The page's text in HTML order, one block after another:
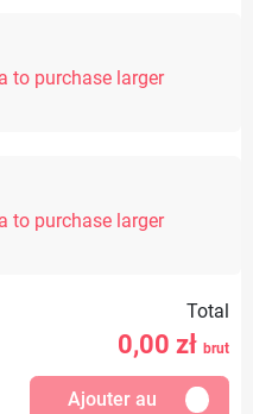
to purchase larger
to purchase larger
Total
0,00 zł brut
Ajouter au